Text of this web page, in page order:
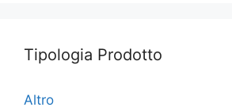
Tipologia Prodotto
Altro